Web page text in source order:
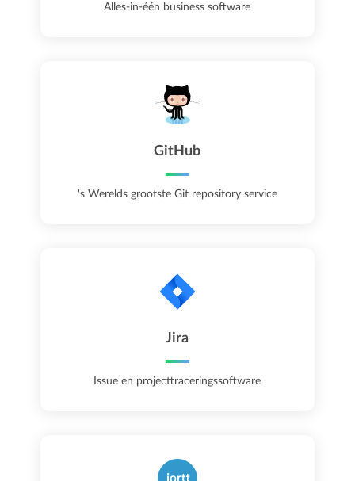
Alles-in-één business software
GitHub
's Werelds grootste Git repository service
Jira
Issue en projecttraceringssoftware